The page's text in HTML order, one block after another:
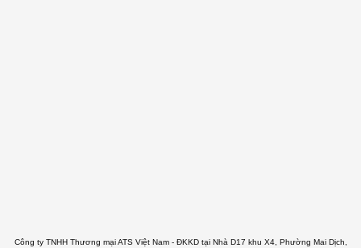
Công ty TNHH Thương mại ATS Việt Nam - ĐKKD tại Nhà D17 khu X4, Phường Mai Dịch,